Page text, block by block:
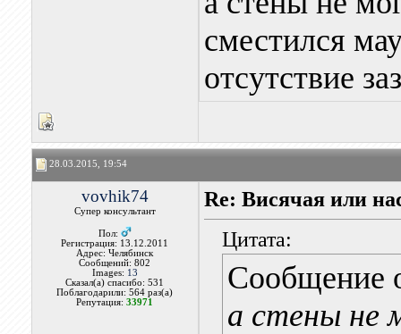
сместился
отсутствие
28.03.2015, 19:54
vovhik74
Супер консультант
Пол:
Регистрация: 13.12.2011
Адрес: Челябинск
Сообщений: 802
Images: 13
Сказал(а) спасибо: 531
Поблагодарили: 564 раз(а)
Репутация:33971
Re: Висячая или
Цитата:
Сообщение
а стены не